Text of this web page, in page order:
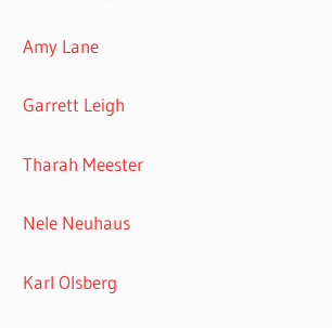
Amy Lane
Garrett Leigh
Tharah Meester
Nele Neuhaus
Karl Olsberg